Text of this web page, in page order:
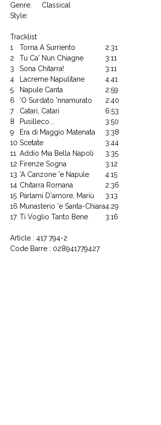
Genre:
Classical
Style:
Tracklist
1
Torna A Surriento
2:31
2
Tu Ca' Nun Chiagne
3:11
3
Sona Chitarra!
3:11
4
Lacreme Napulitane
4:41
5
Napule Canta
2:59
6
'O Surdato 'nnamurato
2:40
7
Catari, Catari
6:53
8
Pusilleco...
3:50
9
Era di Maggio Matenata
3:38
10 Scetate
3:44
11 Addio Mia Bella Napoli
3:35
12 Firenze Sogna
3:12
13 'A Canzone 'e Napule
4:15
14 Chitarra Romana
2:36
15 Parlami D'amore, Mariù
3:13
16 Munasterio 'e Santa-Chiara4:29
17 Ti Voglio Tanto Bene 3:16
Article : 417 794-2
Code Barre : 028941779427